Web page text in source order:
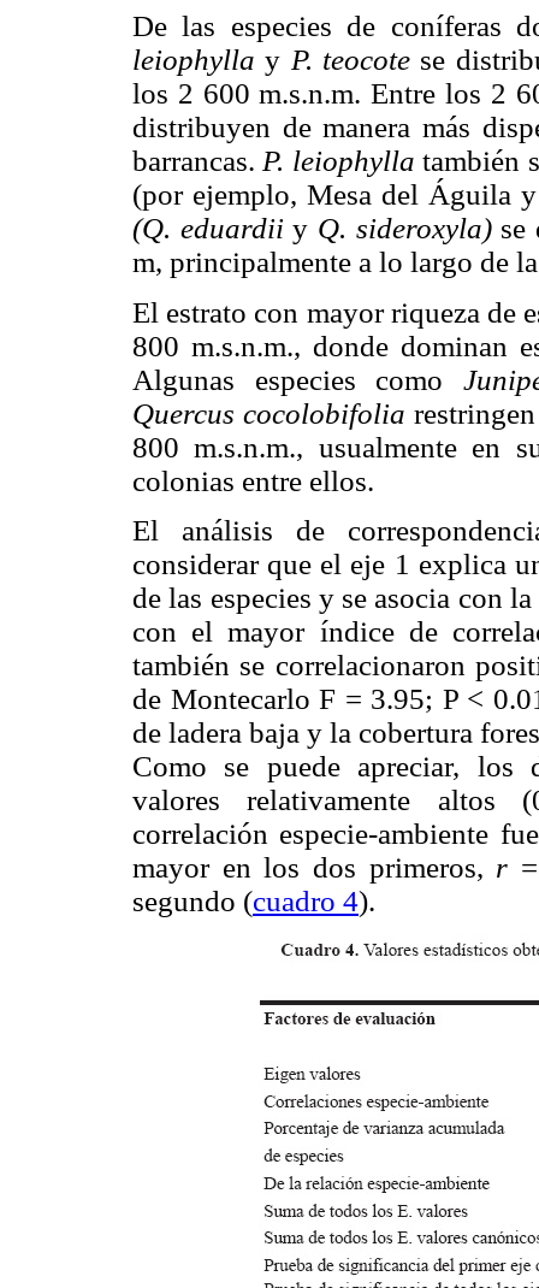
De las especies de coníferas
leiophylla y P. teocote se
los 2 600 m.s.n.m. Entre los 2
distribuyen de manera más
barrancas. P. leiophylla también
(por ejemplo, Mesa del Águila
(Q. eduardiiy Q. sideroxyla)se
m, principalmente a lo largo de
El estrato con mayor riqueza de
800 m.s.n.m., donde dominan
Algunas especies como
Quercus cocolobifolia
800 m.s.n.m., usualmente en
colonias entre ellos.
El análisis de
considerar que el eje 1 explica
de las especies y se asocia con
con el mayor índice de
también se correlacionaron
de Montecarlo F = 3.95; P <
de ladera baja y la cobertura
Como se puede apreciar, los
valores relativamente altos
correlación especie-ambiente
mayor en los dos primeros, r
segundo (cuadro 4).